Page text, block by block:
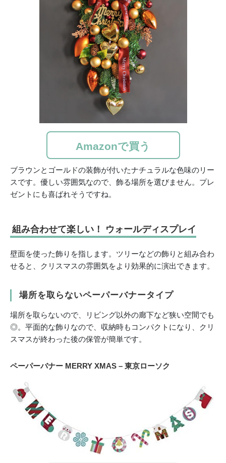
Amazonで買う
ブラウンとゴールドの装飾が付いたナチュラルな色味のリー
スです。優しい雰囲気なので、飾る場所を選びません。プレ
ゼントにも喜ばれそうですね。
組み合わせて楽しい！ ウォールディスプレイ
壁面を使った飾りを指します。ツリーなどの飾りと組み合わ
せると、クリスマスの雰囲気をより効果的に演出できます。
場所を取らないペーパーバナータイプ
場所を取らないので、リビング以外の廊下など狭い空間でも
◎。平面的な飾りなので、収納時もコンパクトになり、クリ
スマスが終わった後の保管が簡単です。
ペーパーバナー MERRY XMAS – 東京ローソク